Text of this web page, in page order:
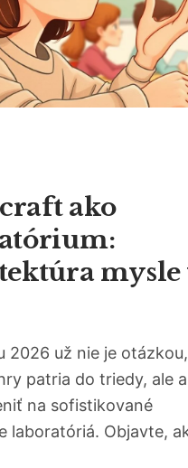
ako
mysle
2026 už nie je
patria do triedy, ale
na sofistikované
laboratóriá. Objavte,